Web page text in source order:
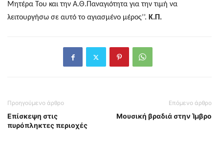
Μητέρα Του και την Α.Θ.Παναγιότητα για την τιμή να
λειτουργήσω σε αυτό το αγιασμένο μέρος’’. Κ.Π.
Προηγούμενο άρθρο
Επίσκεψη στις
πυρόπληκτες περιοχές
Επόμενο άρθρο
Μουσική βραδιά στην Ίμβρο